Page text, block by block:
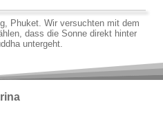
Phuket. Wir versuchten mit dem
dass die Sonne direkt hinter
untergeht.